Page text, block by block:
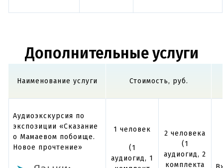
Дополнительные услуги
Наименование услуги Стоимость, руб.
Аудиоэкскурсия по
экспозиции «Сказание
о Мамаевом побоище.
Новое прочтение»
1 человек
(1
аудиогид, 1
2 человека
(1
аудиогид, 2
комплекта